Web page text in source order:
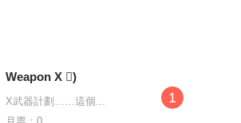
Weapon X 񢉒)
X武器計劃……這個...
1